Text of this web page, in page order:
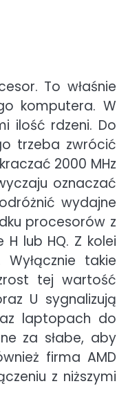
To właśnie
komputera. W
ilość rdzeni. Do
trzeba zwrócić
2000 MHz
oznaczać
wydajne
procesorów z
lub HQ. Z kolei
takie
tej wartość
U sygnalizują
laptopach do
za słabe, aby
firma AMD
z niższymi